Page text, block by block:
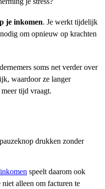
je inkomen. Je werkt tijdelijk
om opnieuw op krachten
soms net verder over
waardoor ze langer
tijd vraagt.
drukken zonder
speelt daarom ook
alleen om facturen te